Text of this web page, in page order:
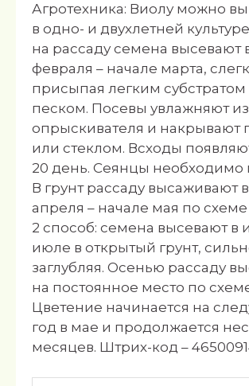
Агротехника: Виолу можно
в одно- и двухлетней
на рассаду семена высевают
февраля – начале марта,
присыпая легким субстратом
песком. Посевы увлажняют из
опрыскивателя и накрывают
или стеклом. Всходы
20 день. Сеянцы необходимо
В грунт рассаду высаживают
апреля – начале мая по схеме
2 способ: семена высевают в
июле в открытый грунт,
заглубляя. Осенью рассаду
на постоянное место по
Цветение начинается на
год в мае и продолжается
месяцев. Штрих-код –